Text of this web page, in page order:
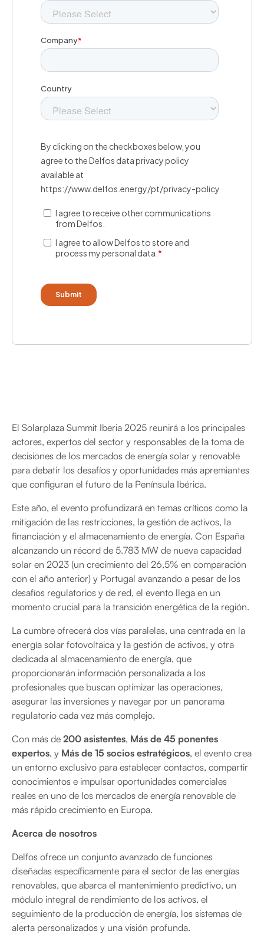
El Solarplaza Summit Iberia 2025 reunirá a los principales
actores, expertos del sector y responsables de la toma de
decisiones de los mercados de energía solar y renovable
para debatir los desafíos y oportunidades más apremiantes
que configuran el futuro de la Península Ibérica.
Este año, el evento profundizará en temas críticos como la
mitigación de las restricciones, la gestión de activos, la
financiación y el almacenamiento de energía. Con España
alcanzando un récord de 5.783 MW de nueva capacidad
solar en 2023 (un crecimiento del 26,5% en comparación
con el año anterior) y Portugal avanzando a pesar de los
desafíos regulatorios y de red, el evento llega en un
momento crucial para la transición energética de la región.
La cumbre ofrecerá dos vías paralelas, una centrada en la
energía solar fotovoltaica y la gestión de activos, y otra
dedicada al almacenamiento de energía, que
proporcionarán información personalizada a los
profesionales que buscan optimizar las operaciones,
asegurar las inversiones y navegar por un panorama
regulatorio cada vez más complejo.
Con más de 200 asistentes, Más de 45 ponentes
expertos, y Más de 15 socios estratégicos, el evento crea
un entorno exclusivo para establecer contactos, compartir
conocimientos e impulsar oportunidades comerciales
reales en uno de los mercados de energía renovable de
más rápido crecimiento en Europa.
Acerca de nosotros
Delfos ofrece un conjunto avanzado de funciones
diseñadas específicamente para el sector de las energías
renovables, que abarca el mantenimiento predictivo, un
módulo integral de rendimiento de los activos, el
seguimiento de la producción de energía, los sistemas de
alerta personalizados y una visión profunda.